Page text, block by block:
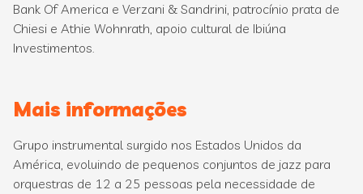
Bank Of America e Verzani & Sandrini, patrocínio prata de
Chiesi e Athie Wohnrath, apoio cultural de Ibiúna
Investimentos.
Mais informações
Grupo instrumental surgido nos Estados Unidos da
América, evoluindo de pequenos conjuntos de jazz para
orquestras de 12 a 25 pessoas pela necessidade de